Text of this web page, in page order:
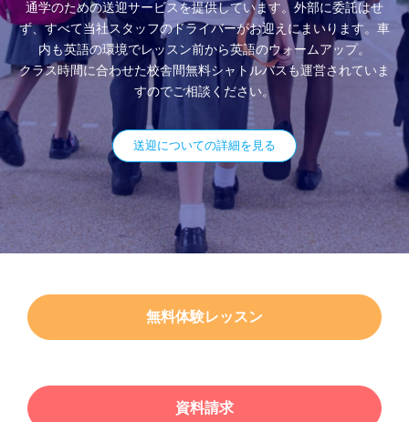
通学のための送迎サービスを提供しています。外部に委託はせ
ず、すべて当社スタッフのドライバーがお迎えにまいります。車
内も英語の環境でレッスン前から英語のウォームアップ。
クラス時間に合わせた校舎間無料シャトルバスも運営されていま
すのでご相談ください。
送迎についての詳細を見る
無料体験レッスン
資料請求